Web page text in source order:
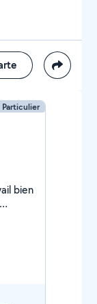
Particulier
bien